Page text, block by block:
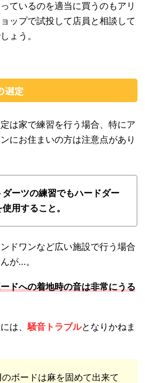
ているのを適当に買うのもアリ
ップで試投して店員と相談して
ょう。
選定
は家で練習を行う場合、特にア
にお住まいの方は注意点があり
ーツの練習でもハードダー
用すること。
ドワンなど広い施設で行う場合
が…。
ドへの着地時の音は非常にうる
は、騒音トラブルとなりかねま
ボードは麻を固めて出来て